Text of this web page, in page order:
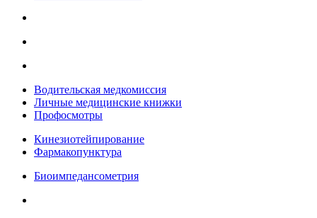
Водительская медкомиссия
Личные медицинские книжки
Профосмотры
Кинезиотейпирование
Фармакопунктура
Биоимпедансометрия